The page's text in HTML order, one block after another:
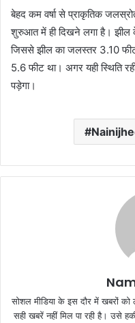
बेहद कम वर्षा से प्राकृतिक
शुरुआत में ही दिखने लगा है। झील के
जिससे झील का जलस्तर 3.10 फीट
5.6 फीट था। अगर यही स्थिति
पड़ेगा।
सोशल मीडिया के इस दौर में खबरों को
सही खबरें नहीं मिल पा रही है। उसे